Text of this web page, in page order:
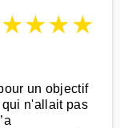
★★★★
un objectif
qui n'allait pas